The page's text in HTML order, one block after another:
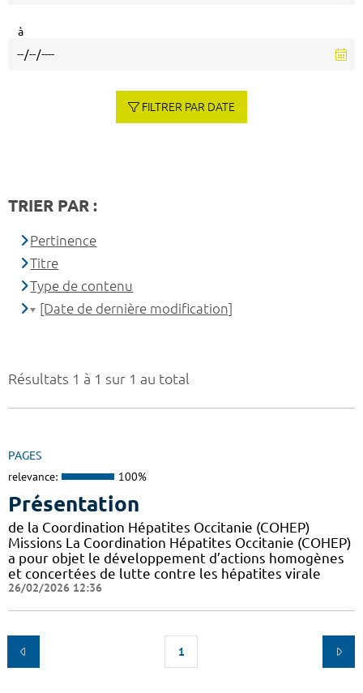
Résultats 1 à 1 sur 1 au total
PAGES
relevance: 100%
Présentation
de la Coordination Hépatites Occitanie (COHEP)
Missions La Coordination Hépatites Occitanie (COHEP)
a pour objet le développement d’actions homogènes
et concertées de lutte contre les hépatites virale
26/02/2026 12:36
1
à
FILTRER PAR DATE
TRIER PAR :
Pertinence
Titre
Type de contenu
[Date de dernière modification]